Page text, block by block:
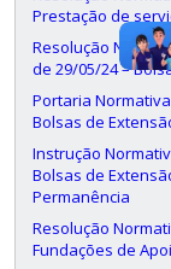
Prestação de
Resolução
de 29/05/24 –
Portaria
Bolsas de
Instrução
Bolsas de
Permanência
Resolução
Fundações de